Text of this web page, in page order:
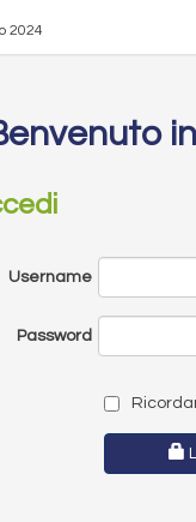
2024
Username
Password